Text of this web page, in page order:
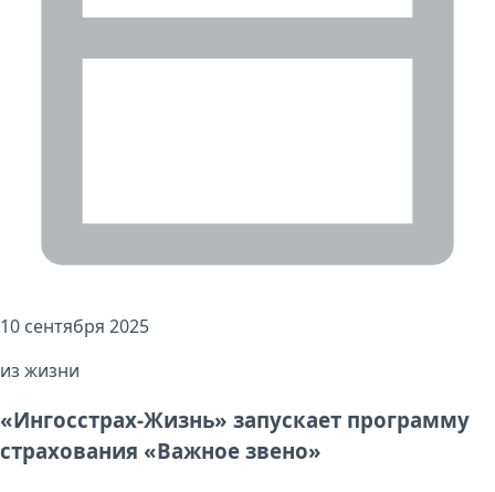
10 сентября 2025
из жизни
«Ингосстрах-Жизнь» запускает программу
страхования «Важное звено»